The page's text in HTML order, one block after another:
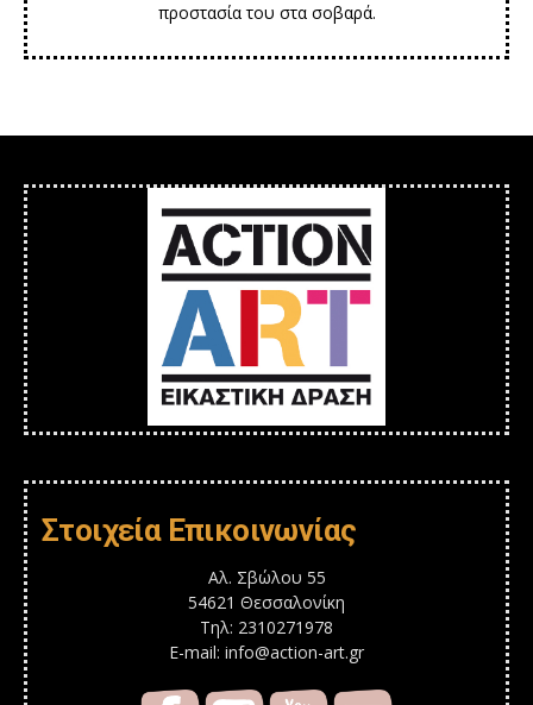
προστασία του στα σοβαρά.
Στοιχεία Επικοινωνίας
Αλ. Σβώλου 55
54621 Θεσσαλονίκη
Τηλ: 2310271978
E-mail: info@action-art.gr